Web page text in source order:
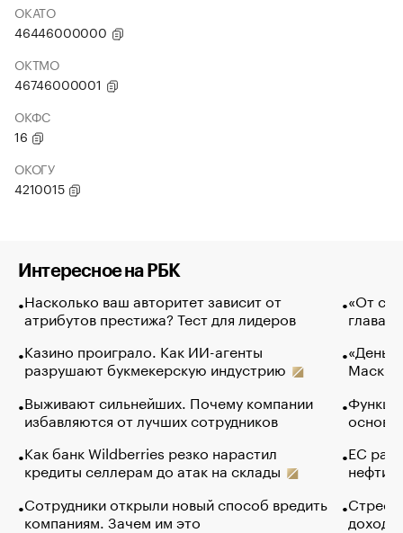
ОКАТО
46446000000
ОКТМО
46746000001
ОКФС
16
ОКОГУ
4210015
Интересное на РБК
Насколько ваш авторитет зависит от
атрибутов престижа? Тест для лидеров
Казино проиграло. Как ИИ-агенты
разрушают букмекерскую индустрию
Выживают сильнейших. Почему компании
избавляются от лучших сотрудников
Как банк Wildberries резко нарастил
кредиты селлерам до атак на склады
Сотрудники открыли новый способ вредить
компаниям. Зачем им это
«От
глава
Маск в
основ
ЕС
нефти